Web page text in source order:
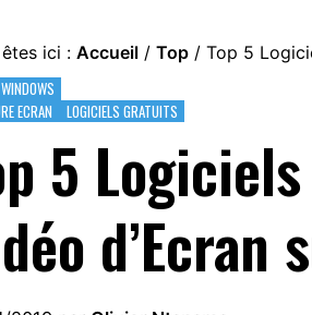
ici : Accueil / Top / Top 5
WINDOWS
ECRAN
LOGICIELS GRATUITS
5
d’Ecran